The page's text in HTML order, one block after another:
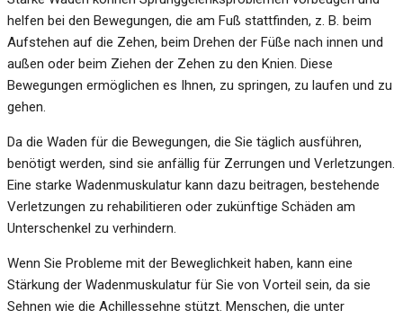
helfen bei den Bewegungen, die am Fuß stattfinden, z. B. beim
Aufstehen auf die Zehen, beim Drehen der Füße nach innen und
außen oder beim Ziehen der Zehen zu den Knien. Diese
Bewegungen ermöglichen es Ihnen, zu springen, zu laufen und zu
gehen.
Da die Waden für die Bewegungen, die Sie täglich ausführen,
benötigt werden, sind sie anfällig für Zerrungen und Verletzungen.
Eine starke Wadenmuskulatur kann dazu beitragen, bestehende
Verletzungen zu rehabilitieren oder zukünftige Schäden am
Unterschenkel zu verhindern.
Wenn Sie Probleme mit der Beweglichkeit haben, kann eine
Stärkung der Wadenmuskulatur für Sie von Vorteil sein, da sie
Sehnen wie die Achillessehne stützt. Menschen, die unter